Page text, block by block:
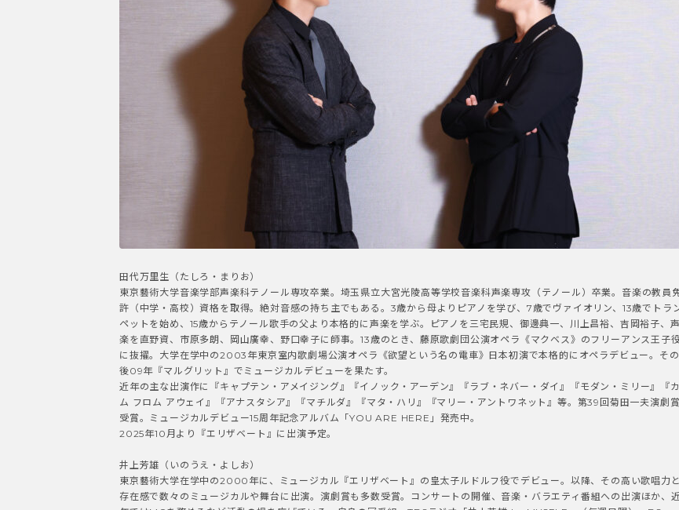
東京藝術大学音楽学部声楽科テノール専攻卒業。埼玉県立大宮光陵高等学校音楽科声楽専攻（テノール）卒業。音楽の教員免
許（中学・高校）資格を取得。絶対音感の持ち主でもある。3歳から母よりピアノを学び、7歳でヴァイオリン、13歳でトラン
ペットを始め、15歳からテノール歌手の父より本格的に声楽を学ぶ。ピアノを三宅民規、御邊典一、川上昌裕、吉岡裕子、声
楽を直野資、市原多朗、岡山廣幸、野口幸子に師事。13歳のとき、藤原歌劇団公演オペラ《マクベス》のフリーアンス王子役
に抜擢。大学在学中の2003年東京室内歌劇場公演オペラ《欲望という名の電車》日本初演で本格的にオペラデビュー。その
後09年『マルグリット』でミュージカルデビューを果たす。
近年の主な出演作に『キャプテン・アメイジング』『イノック・アーデン』『ラブ・ネバー・ダイ』『モダン・ミリー』『カ
ム フロム アウェイ』『アナスタシア』『マチルダ』『マタ・ハリ』『マリー・アントワネット』等。第39回菊田一夫演劇賞
受賞。ミュージカルデビュー15周年記念アルバム「YOU ARE HERE」発売中。
2025年10月より『エリザベート』に出演予定。
東京藝術大学在学中の2000年に、ミュージカル『エリザベート』の皇太子ルドルフ役でデビュー。以降、その高い歌唱力と
存在感で数々のミュージカルや舞台に出演。演劇賞も多数受賞。コンサートの開催、音楽・バラエティ番組への出演ほか、近
年ではMCを務めるなど活動の場を広げている。自身の冠番組、TBSラジオ「井上芳雄 by MYSELF」（毎週日曜）、BS-
TBS「美しい日本に出会う旅」（毎週水曜）、NHK総合「はやウタ」（レギュラー司会）、WOWOW「生放送！井上芳雄
近年の出演作にミュージカル『ベートーヴェン』、『メディア/イアソン』、『ムーラン・ルージュ！ザ・ミュージカル』、
『桜の園』、ミュージカル『二都物語』、『ナイツ・テイル -騎士物語-』ARENA LIVEなど。10月より『エリザベート』、
12月より『ダディ・ロング・レッグス』、2026年2月より『大地の子』に出演予定。
——今回のミュージカル『エリザベート』で、“黄泉の帝王”トート役（井上）
と皇帝フランツ・ヨーゼフ役（田代）として前シーズンに続くご出演です。役作
りについては、お互い相談をされたりするのでしょうか？
井上『エリザベート』の場合、役作りは特に口には出さず、お互いを見て感じ